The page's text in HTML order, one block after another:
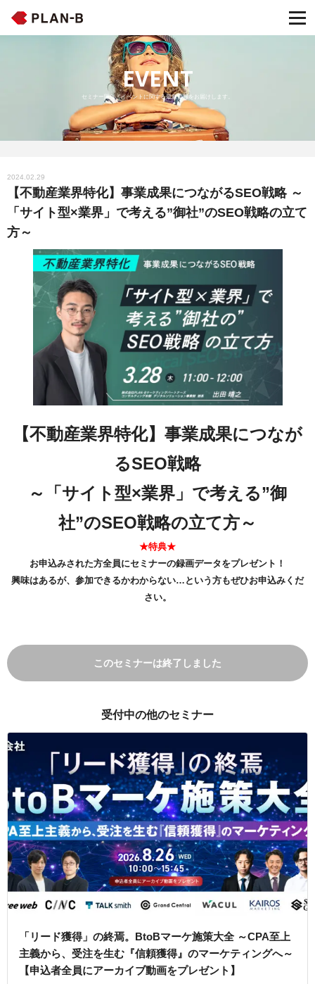
EVENT
セミナー開催・イベントに関する最新情報をお届けします。
2024.02.29
【不動産業界特化】事業成果につながるSEO戦略 ～
「サイト型×業界」で考える”御社”のSEO戦略の立て
方～
【不動産業界特化】事業成果につなが
るSEO戦略
～「サイト型×業界」で考える”御
社”のSEO戦略の立て方～
★特典★
お申込みされた方全員にセミナーの録画データをプレゼント！
興味はあるが、参加できるかわからない…という方もぜひお申込みくだ
さい。
このセミナーは終了しました
受付中の他のセミナー
「リード獲得」の終焉。BtoBマーケ施策大全 ～CPA至上
主義から、受注を生む『信頼獲得』のマーケティングへ～
【申込者全員にアーカイブ動画をプレゼント】